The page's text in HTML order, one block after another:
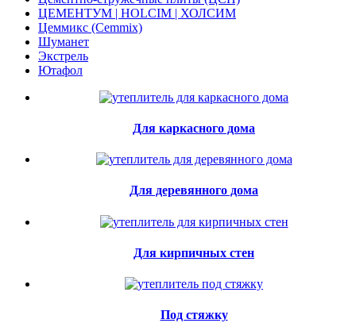
ЦЕМЕНТУМ | HOLCIM | ХОЛСИМ
Цеммикс (Cemmix)
Шуманет
Экстрель
Ютафол
Для каркасного дома
Для деревянного дома
Для кирпичных стен
Под стяжку